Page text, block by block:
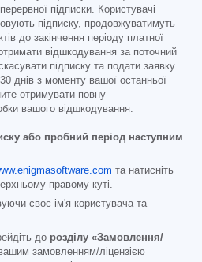
підписки. Користувачі
підписку, продовжуватимуть
до закінчення періоду платної
відшкодування за поточний
підписку та подати заявку
днів з моменту вашої останньої
отримувати повну
вашого відшкодування.
або пробний період наступним
та натисніть
правому куті.
своє ім'я користувача та
до розділу «Замовлення/
замовленням/ліцензією